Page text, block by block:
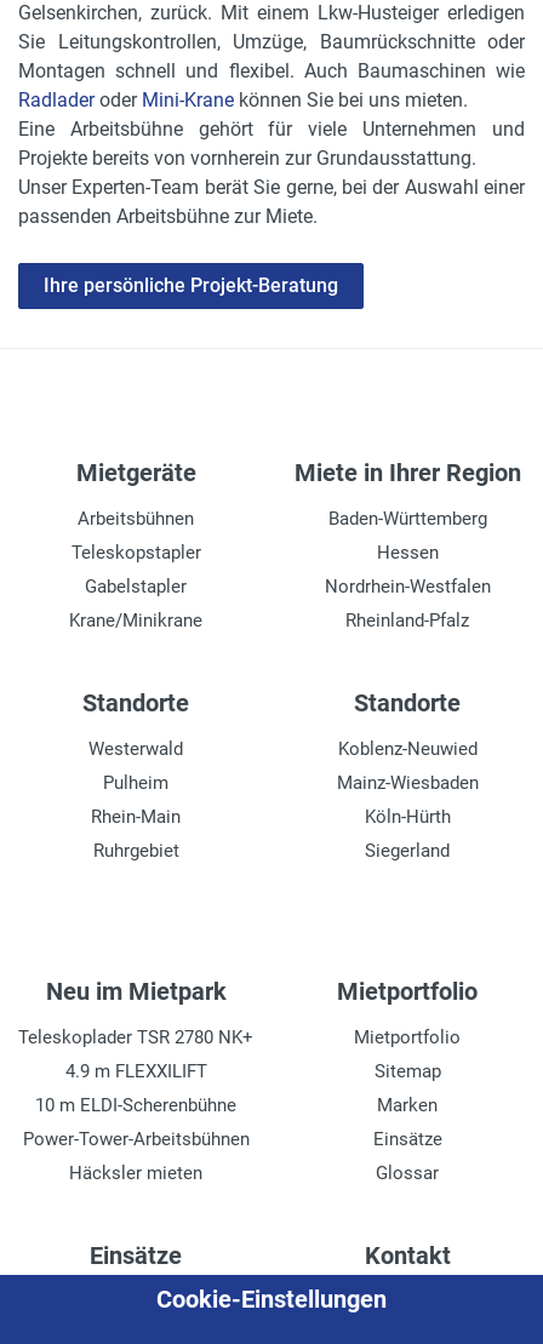
Gelsenkirchen, zurück. Mit einem Lkw-Husteiger erledigen
Sie Leitungskontrollen, Umzüge, Baumrückschnitte oder
Montagen schnell und flexibel. Auch Baumaschinen wie
Radladeroder Mini-Krane können Sie bei uns mieten.
Eine Arbeitsbühne gehört für viele Unternehmen und
Projekte bereits von vornherein zur Grundausstattung.
Unser Experten-Team berät Sie gerne, bei der Auswahl einer
passenden Arbeitsbühne zur Miete.
Ihre persönliche Projekt-Beratung
Mietgeräte
Arbeitsbühnen
Teleskopstapler
Gabelstapler
Krane/Minikrane
Miete in Ihrer Region
Baden-Württemberg
Hessen
Nordrhein-Westfalen
Rheinland-Pfalz
Standorte
Westerwald
Pulheim
Rhein-Main
Ruhrgebiet
Standorte
Koblenz-Neuwied
Mainz-Wiesbaden
Köln-Hürth
Siegerland
Neu im Mietpark
Teleskoplader TSR 2780 NK+
4.9 m FLEXXILIFT
10 m ELDI-Scherenbühne
Power-Tower-Arbeitsbühnen
Häcksler mieten
Mietportfolio
Mietportfolio
Sitemap
Marken
Einsätze
Glossar
Einsätze
Höhenzugang für
Kontakt
Kontaktformular
Cookie-Einstellungen